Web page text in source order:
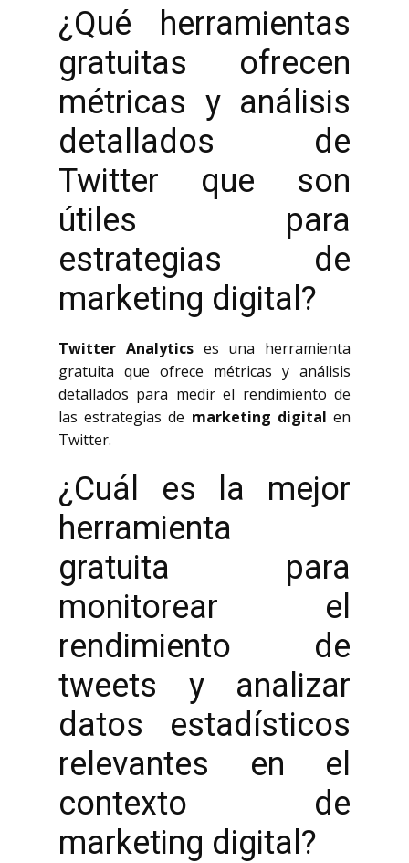
¿Qué herramientas
gratuitas ofrecen
métricas y análisis
detallados de
Twitter que son
útiles para
estrategias de
marketing digital?
Twitter Analyticses una herramienta
gratuita que ofrece métricas y análisis
detallados para medir el rendimiento de
las estrategias de marketing digital en
Twitter.
¿Cuál es la mejor
herramienta
gratuita para
monitorear el
rendimiento de
tweets y analizar
datos estadísticos
relevantes en el
contexto de
marketing digital?